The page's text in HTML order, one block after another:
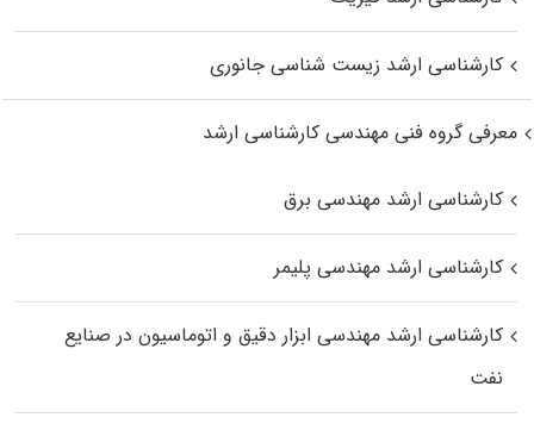
کارشناسی ارشد زیست‌ شناسی جانوری
معرفی گروه فنی مهندسی کارشناسی ارشد
کارشناسی ارشد مهندسی برق
کارشناسی ارشد مهندسی پلیمر
کارشناسی ارشد مهندسی ابزار دقیق و اتوماسیون در صنایع
نفت